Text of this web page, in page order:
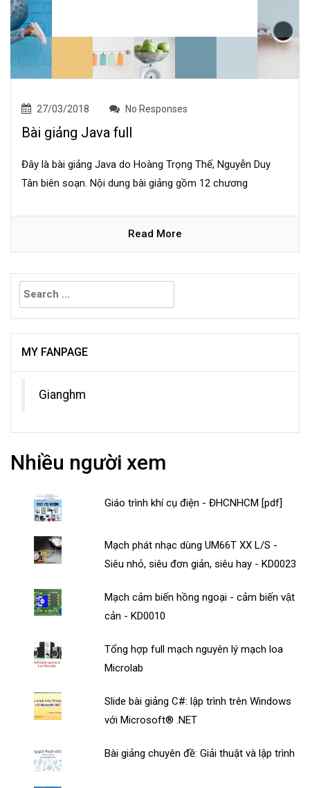
27/03/2018 No Responses
Bài giảng Java full
Đây là bài giảng Java do Hoàng Trọng Thế, Nguyễn Duy
Tân biên soạn. Nội dung bài giảng gồm 12 chương
Read More
Search
for:
MY FANPAGE
Gianghm
Nhiều người xem
Giáo trình khí cụ điện - ĐHCNHCM [pdf]
Mạch phát nhạc dùng UM66T XX L/S -
Siêu nhỏ, siêu đơn giản, siêu hay - KD0023
Mạch cảm biến hồng ngoại - cảm biến vật
cản - KD0010
Tổng hợp full mạch nguyên lý mạch loa
Microlab
Slide bài giảng C#: lập trình trên Windows
với Microsoft® .NET
Bài giảng chuyên đề: Giải thuật và lập trình